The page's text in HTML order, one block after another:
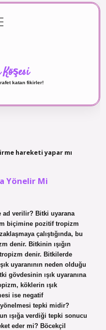
katan fikirler!
hareketi yapar mı
Yönelir Mi
ad verilir? Bitki uyarana
biçimine pozitif tropizm
çalıştığında, bu
denir. Bitkinin ışığın
denir. Bitkilerde
uyaranının neden olduğu
gövdesinin ışık uyaranına
köklerin ışık
ise negatif
tepki midir?
ışığa verdiği tepki sonucu
eder mi? Böcekçil